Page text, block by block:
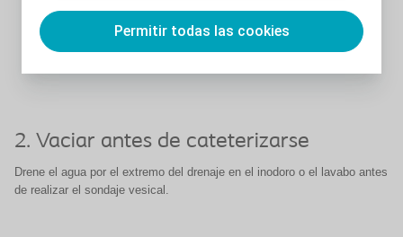
Permitir todas las cookies
2. Vaciar antes de cateterizarse
Drene el agua por el extremo del drenaje en el inodoro o el lavabo antes
de realizar el sondaje vesical.